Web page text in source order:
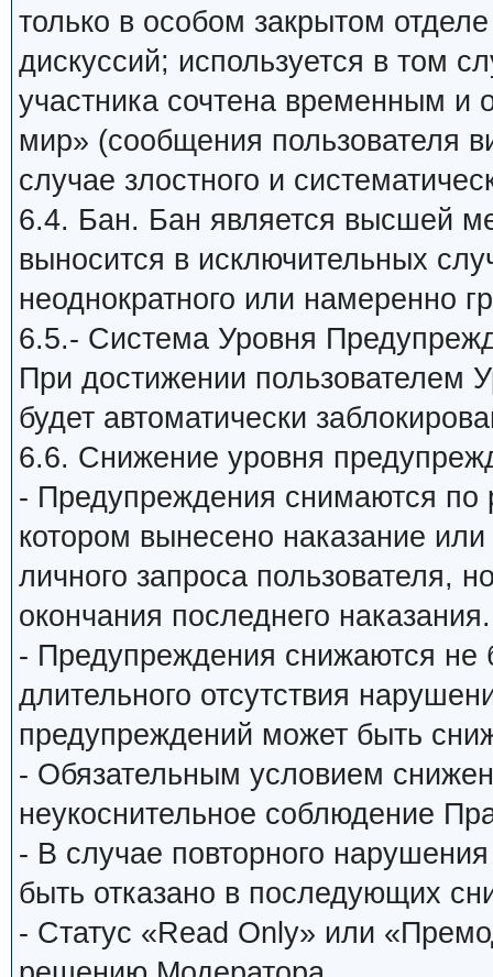
только в особом закрытом
дискуссий; используется в том
участника сочтена временным
мир» (сообщения пользователя
случае злостного и
6.4. Бан. Бан является высшей
выносится в исключительных
неоднократного или намеренно
6.5.- Система Уровня
При достижении пользователем
будет автоматически
6.6. Снижение уровня
- Предупреждения снимаются
котором вынесено наказание
личного запроса пользователя,
окончания последнего наказания.
- Предупреждения снижаются
длительного отсутствия
предупреждений может быть
- Обязательным условием
неукоснительное соблюдение
- В случае повторного
быть отказано в последующих
- Статус «Read Only» или